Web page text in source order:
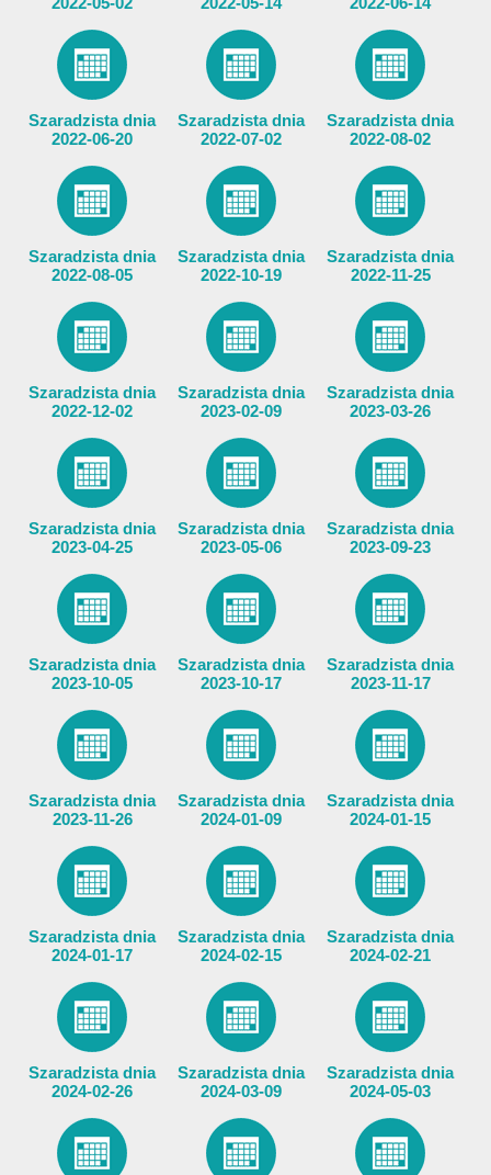
Szaradzista dnia
2022-06-20
Szaradzista dnia
2022-07-02
Szaradzista dnia
2022-08-02
Szaradzista dnia
2022-08-05
Szaradzista dnia
2022-10-19
Szaradzista dnia
2022-11-25
Szaradzista dnia
2022-12-02
Szaradzista dnia
2023-02-09
Szaradzista dnia
2023-03-26
Szaradzista dnia
2023-04-25
Szaradzista dnia
2023-05-06
Szaradzista dnia
2023-09-23
Szaradzista dnia
2023-10-05
Szaradzista dnia
2023-10-17
Szaradzista dnia
2023-11-17
Szaradzista dnia
2023-11-26
Szaradzista dnia
2024-01-09
Szaradzista dnia
2024-01-15
Szaradzista dnia
2024-01-17
Szaradzista dnia
2024-02-15
Szaradzista dnia
2024-02-21
Szaradzista dnia
2024-02-26
Szaradzista dnia
2024-03-09
Szaradzista dnia
2024-05-03